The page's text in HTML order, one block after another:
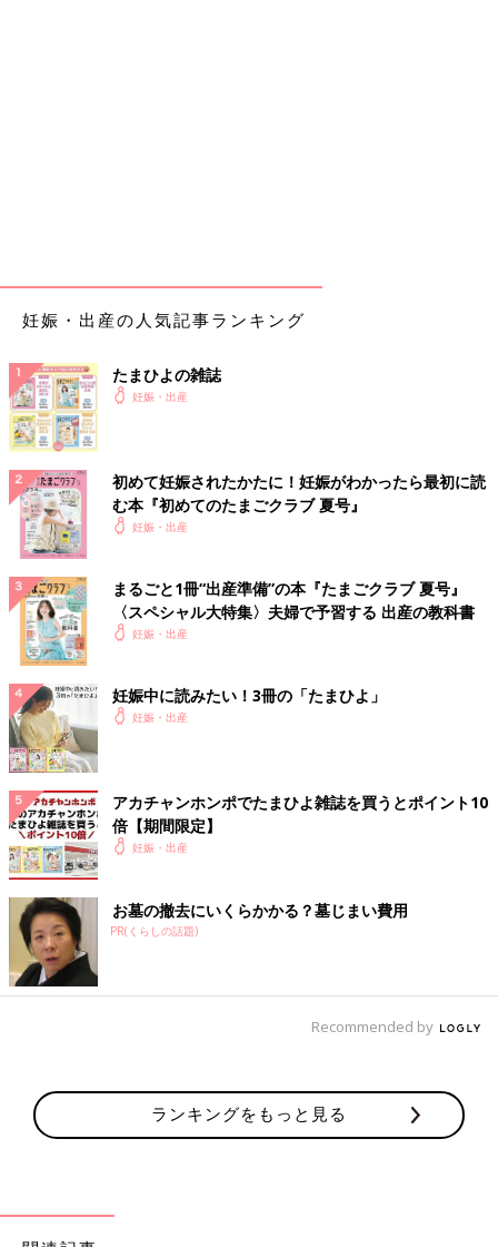
妊娠・出産の人気記事ランキング
たまひよの雑誌
妊娠・出産
初めて妊娠されたかたに！妊娠がわかったら最初に読
む本『初めてのたまごクラブ 夏号』
妊娠・出産
まるごと1冊“出産準備”の本『たまごクラブ 夏号』
〈スペシャル大特集〉夫婦で予習する 出産の教科書
妊娠・出産
妊娠中に読みたい！3冊の「たまひよ」
妊娠・出産
アカチャンホンポでたまひよ雑誌を買うとポイント10
倍【期間限定】
妊娠・出産
お墓の撤去にいくらかかる？墓じまい費用
PR(くらしの話題)
Recommended by
ランキングをもっと見る